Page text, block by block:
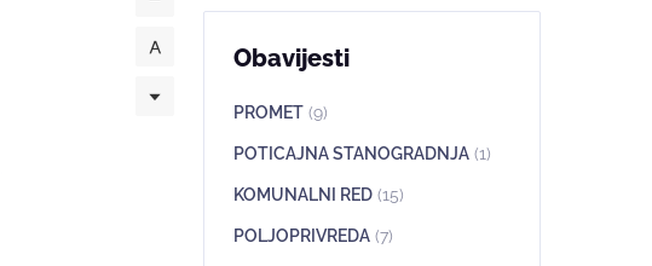
Obavijesti
PROMET (9)
POTICAJNA STANOGRADNJA (1)
KOMUNALNI RED (15)
POLJOPRIVREDA (7)